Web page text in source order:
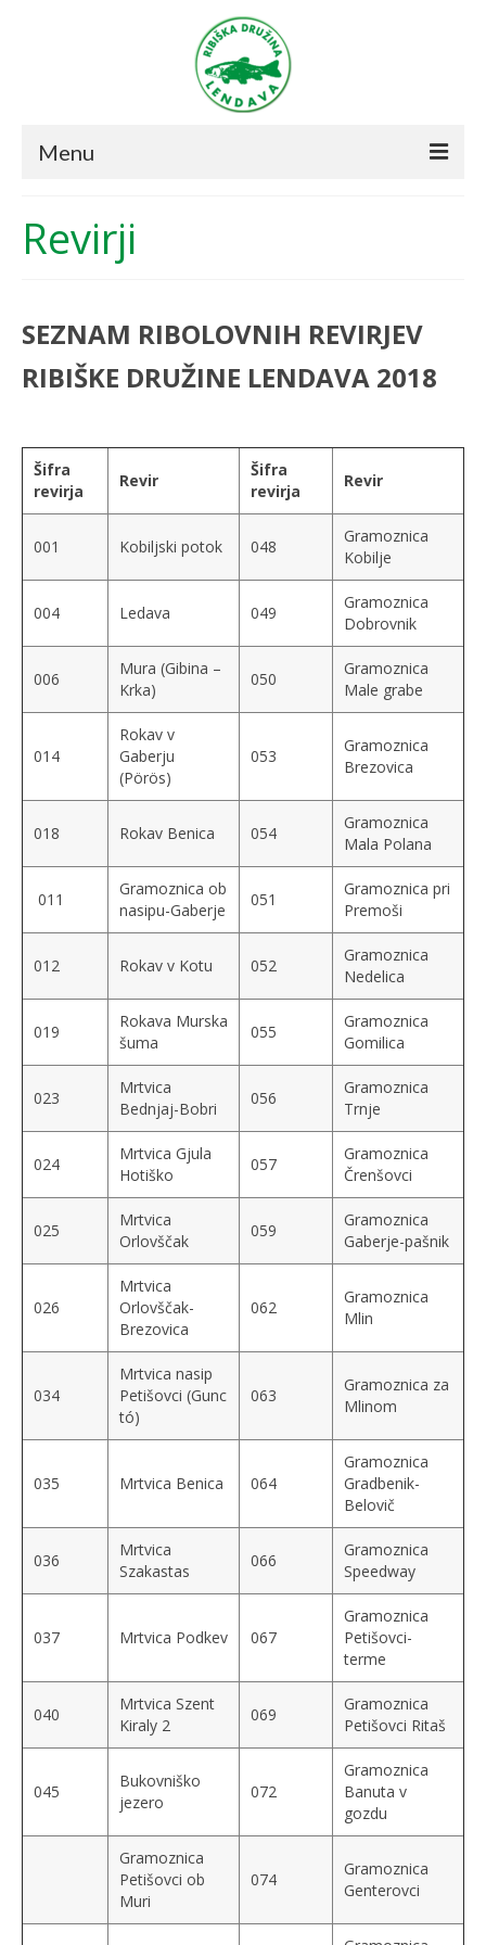
Menu
O društvu
Režim 2021
Revirji
Včlanitev v društvo
Vstop za člane
Revirji
SEZNAM RIBOLOVNIH REVIRJEV
RIBIŠKE DRUŽINE LENDAVA 2018
Šifra
revirja
Revir
Šifra
revirja
Revir
001 Kobiljski potok 048
Gramoznica
Kobilje
004 Ledava 049
Gramoznica
Dobrovnik
006
Mura (Gibina –
Krka)
050
Gramoznica
Male grabe
014
Rokav v
Gaberju
(Pörös)
053
Gramoznica
Brezovica
018 Rokav Benica 054
Gramoznica
Mala Polana
011
Gramoznica ob
nasipu-Gaberje
051
Gramoznica pri
Premoši
012 Rokav v Kotu 052
Gramoznica
Nedelica
019
Rokava Murska
šuma
055
Gramoznica
Gomilica
023
Mrtvica
Bednjaj-Bobri
056
Gramoznica
Trnje
024
Mrtvica Gjula
Hotiško
057
Gramoznica
Črenšovci
025
Mrtvica
Orlovščak
059
Gramoznica
Gaberje-pašnik
026
Mrtvica
Orlovščak-
Brezovica
062
Gramoznica
Mlin
034
Mrtvica nasip
Petišovci (Gunc
tó)
063
Gramoznica za
Mlinom
035 Mrtvica Benica 064
Gramoznica
Gradbenik-
Belovič
036
Mrtvica
Szakastas
066
Gramoznica
Speedway
037 Mrtvica Podkev 067
Gramoznica
Petišovci-
terme
040
Mrtvica Szent
Kiraly 2
069
Gramoznica
Petišovci Ritaš
045
Bukovniško
jezero
072
Gramoznica
Banuta v
gozdu
Gramoznica
Petišovci ob
Muri
074
Gramoznica
Genterovci